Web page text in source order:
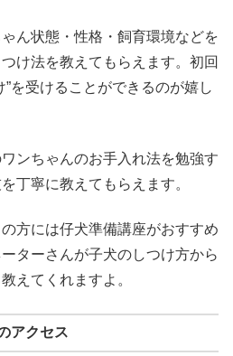
ん状態・性格・飼育環境などを
け法を教えてもらえます。初回
”を受けることができるのが嬉し
ンちゃんのお手入れ法を勉強す
丁寧に教えてもらえます。
方には仔犬準備講座がおすすめ
ターさんが子犬のしつけ方から
えてくれますよ。
アクセス